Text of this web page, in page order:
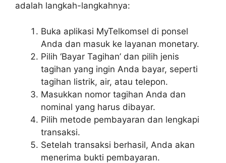
adalah langkah-langkahnya:
Buka aplikasi MyTelkomsel di ponsel
Anda dan masuk ke layanan monetary.
Pilih ‘Bayar Tagihan’ dan pilih jenis
tagihan yang ingin Anda bayar, seperti
tagihan listrik, air, atau telepon.
Masukkan nomor tagihan Anda dan
nominal yang harus dibayar.
Pilih metode pembayaran dan lengkapi
transaksi.
Setelah transaksi berhasil, Anda akan
menerima bukti pembayaran.